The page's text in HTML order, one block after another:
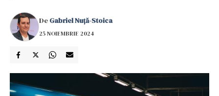
De Gabriel Nuță-Stoica
25 NOIEMBRIE 2024